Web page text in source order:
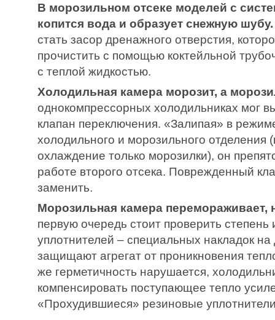
В морозильном отсеке моделей с
копится вода и образует снежную шубу.
стать засор дренажного отверстия,
прочистить с помощью коктейльной
с теплой жидкостью.
Холодильная камера морозит, а
однокомпрессорных холодильниках мог
клапан переключения. «Залипая» в
холодильного и морозильного отделения
охлаждение только морозилки), он
работе второго отсека. Поврежденный
заменить.
Морозильная камера перемораживает,
первую очередь стоит проверить
уплотнителей – специальных накладок
защищают агрегат от проникновения
же герметичность нарушается,
компенсировать поступающее тепло
«Прохудившиеся» резиновые